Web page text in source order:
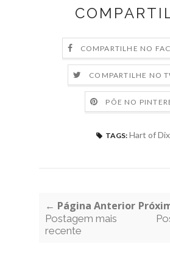
COMPARTILHE NO
COMPARTILHE NO
PÕE NO
TAGS: Hart of
← Página Anterior
Postagem mais
recente